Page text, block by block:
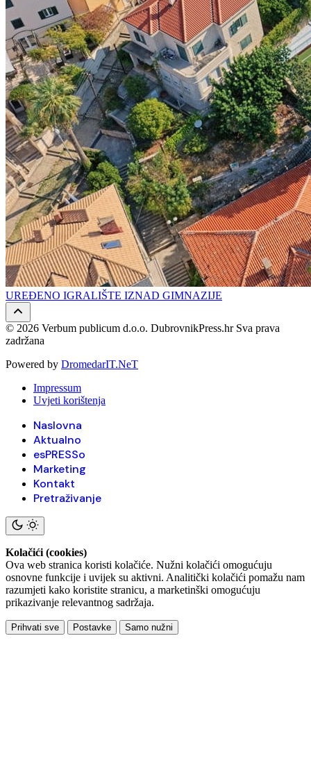
UREĐENO IGRALIŠTE IZNAD GIMNAZIJE
© 2026 Verbum publicum d.o.o. DubrovnikPress.hr Sva prava
zadržana
Powered by DromedarIT.NeT
Impressum
Uvjeti korištenja
Naslovna
Aktualno
esPRESSo
Marketing
Kontakt
Pretraživanje
Kolačići (cookies)
Ova web stranica koristi kolačiće. Nužni kolačići omogućuju
osnovne funkcije i uvijek su aktivni. Analitički kolačići pomažu nam
razumjeti kako koristite stranicu, a marketinški omogućuju
prikazivanje relevantnog sadržaja.
Prihvati sve Postavke Samo nužni